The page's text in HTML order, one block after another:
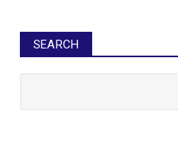
SEARCH
सीईओ ने घोटाले